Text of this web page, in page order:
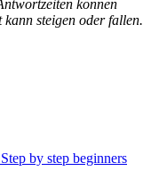
können
steigen oder fallen.